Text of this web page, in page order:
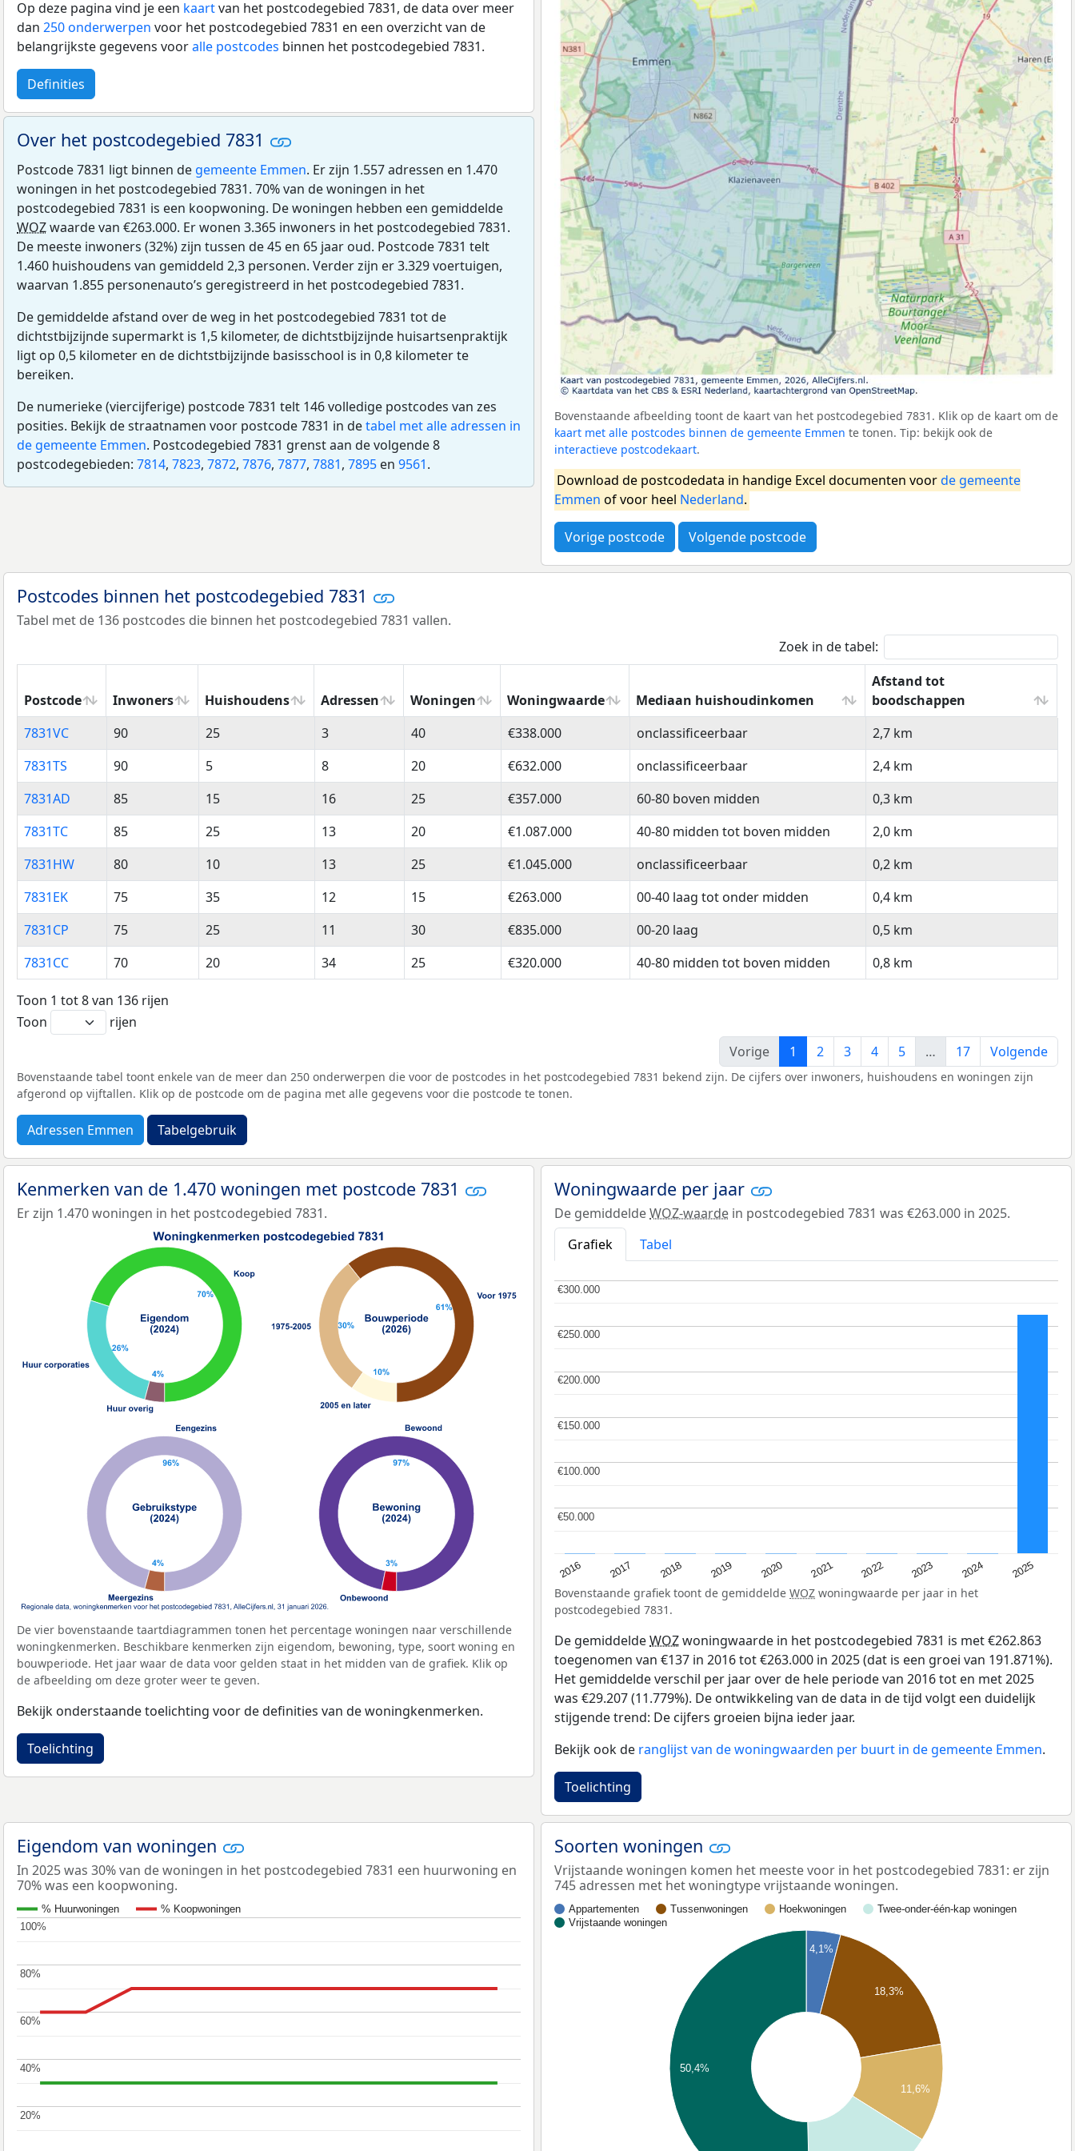
Op deze pagina vind je een kaartvan het postcodegebied 7831, de data over meer
dan 250 onderwerpen voor het postcodegebied 7831 en een overzicht van de
belangrijkste gegevens vooralle postcodes binnen het postcodegebied 7831.
Definities
Over het postcodegebied 7831
Postcode 7831 ligt binnen de gemeente Emmen. Er zijn 1.557 adressen en 1.470
woningen in het postcodegebied 7831. 70% van de woningen in het
postcodegebied 7831 is een koopwoning. De woningen hebben een gemiddelde
WOZwaarde van €263.000. Er wonen 3.365 inwoners in het postcodegebied 7831.
De meeste inwoners (32%) zijn tussen de 45 en 65 jaar oud. Postcode 7831 telt
1.460 huishoudens van gemiddeld 2,3 personen. Verder zijn er 3.329 voertuigen,
waarvan 1.855 personenauto’s geregistreerd in het postcodegebied 7831.
De gemiddelde afstand over de weg in het postcodegebied 7831 tot de
dichtstbijzijnde supermarkt is 1,5 kilometer, de dichtstbijzijnde huisartsenpraktijk
ligt op 0,5 kilometer en de dichtstbijzijnde basisschool is in 0,8 kilometer te
bereiken.
De numerieke (viercijferige) postcode 7831 telt 146 volledige postcodes van zes
posities. Bekijk de straatnamen voor postcode 7831 in detabel met alle adressen in
de gemeente Emmen. Postcodegebied 7831 grenst aan de volgende 8
postcodegebieden: 7814, 7823, 7872, 7876, 7877, 7881, 7895 en 9561.
Bovenstaande afbeelding toont de kaart van het postcodegebied 7831. Klik op de kaart om de
kaart met alle postcodes binnen de gemeente Emmen te tonen. Tip: bekijk ook de
interactieve postcodekaart.
Download de postcodedata in handige Excel documenten voorde gemeente
Emmen of voor heel Nederland.
Vorige postcode Volgende postcode
Postcodes binnen het postcodegebied 7831
Tabel met de 136 postcodes die binnen het postcodegebied 7831 vallen.
Zoek in de tabel:
Postcode Inwoners Huishoudens Adressen Woningen Woningwaarde Mediaan huishoudinkomen
Afstand tot
boodschappen
Postcode
Inwoners Huishoudens Adressen Woningen Woningwaarde Mediaan huishoudinkomen
Afstand tot
boodschappen
7831VC 90 25 3 40 €338.000 onclassificeerbaar
2,7 km
7831TS
90 5 8 20 €632.000 onclassificeerbaar
2,4 km
7831AD
85 15 16 25 €357.000 60-80 boven midden
0,3 km
7831TC
85 25 13 20 €1.087.000 40-80 midden tot boven midden
2,0 km
7831HW
80 10 13 25 €1.045.000 onclassificeerbaar
0,2 km
7831EK
75 35 12 15 €263.000 00-40 laag tot onder midden
0,4 km
7831CP
75 25 11 30 €835.000 00-20 laag
0,5 km
7831CC
70 20 34 25 €320.000 40-80 midden tot boven midden 0,8 km
Toon 1 tot 8 van 136 rijen
Toon
rijen
Vorige
1 2 3 4 5 … 17 Volgende
Bovenstaande tabel toont enkele van de meer dan 250 onderwerpen die voor de postcodes in het postcodegebied 7831 bekend zijn. De cijfers over inwoners, huishoudens en woningen zijn
afgerond op vijftallen. Klik op de postcode om de pagina met alle gegevens voor die postcode te tonen.
Adressen Emmen Tabelgebruik
Kenmerken van de 1.470 woningen met postcode 7831
Er zijn 1.470 woningen in het postcodegebied 7831.
De vier bovenstaande taartdiagrammen tonen het percentage woningen naar verschillende
woningkenmerken. Beschikbare kenmerken zijn eigendom, bewoning, type, soort woning en
bouwperiode. Het jaar waar de data voor gelden staat in het midden van de grafiek. Klik op
de afbeelding om deze groter weer te geven.
Bekijk onderstaande toelichting voor de definities van de woningkenmerken.
Toelichting
Woningwaarde per jaar
De gemiddeldeWOZ-waarde in postcodegebied 7831 was €263.000 in 2025.
Grafiek
Tabel
2016 2017 2018 2019 2020 2021 2022 2023 2024 2025
€50.000
€50.000
€100.000
€100.000
€150.000
€150.000
€200.000
€200.000
€250.000
€250.000
€300.000
€300.000
Bovenstaande grafiek toont de gemiddelde WOZ woningwaarde per jaar in het
postcodegebied 7831.
De gemiddeldeWOZwoningwaarde in het postcodegebied 7831 is met €262.863
toegenomen van €137 in 2016 tot €263.000 in 2025 (dat is een groei van 191.871%).
Het gemiddelde verschil per jaar over de hele periode van 2016 tot en met 2025
was €29.207 (11.779%). De ontwikkeling van de data in de tijd volgt een duidelijk
stijgende trend: De cijfers groeien bijna ieder jaar.
Bekijk ook de ranglijst van de woningwaarden per buurt in de gemeente Emmen.
Toelichting
Eigendom van woningen
In 2025 was 30% van de woningen in het postcodegebied 7831 een huurwoning en
70% was een koopwoning.
% Huurwoningen % Koopwoningen
20%
20%
40%
40%
60%
60%
80%
80%
100%
100%
Soorten woningen
Vrijstaande woningen komen het meeste voor in het postcodegebied 7831: er zijn
745 adressen met het woningtype vrijstaande woningen.
Appartementen Tussenwoningen Hoekwoningen
Twee-onder-één-kap woningen
Vrijstaande woningen
4,1%
18,3%
11,6%
50,4%